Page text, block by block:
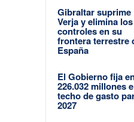
Gibraltar suprime
Verja y elimina los
controles en su
frontera terrestre
España
El Gobierno fija
226.032 millones
techo de gasto
2027